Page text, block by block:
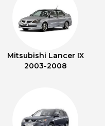
Mitsubishi Lancer IX
2003-2008